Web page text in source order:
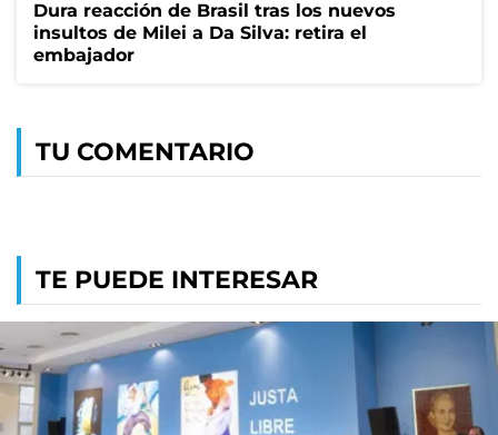
Dura reacción de Brasil tras los nuevos
insultos de Milei a Da Silva: retira el
embajador
TU COMENTARIO
TE PUEDE INTERESAR